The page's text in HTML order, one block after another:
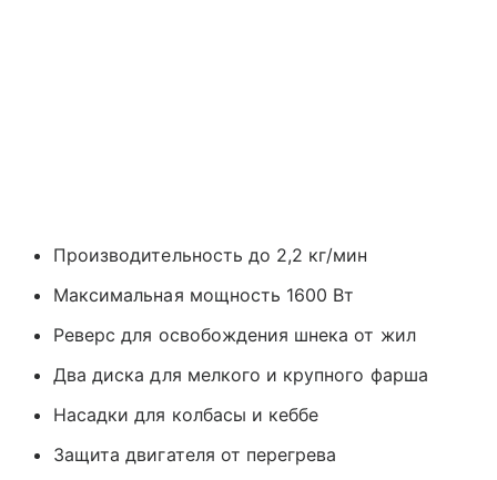
Производительность до 2,2 кг/мин
Максимальная мощность 1600 Вт
Реверс для освобождения шнека от жил
Два диска для мелкого и крупного фарша
Насадки для колбасы и кеббе
Защита двигателя от перегрева